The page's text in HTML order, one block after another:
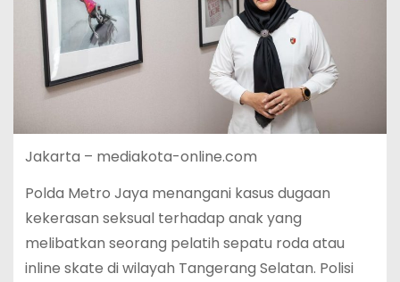
Jakarta – mediakota-online.com
Polda Metro Jaya menangani kasus dugaan
kekerasan seksual terhadap anak yang
melibatkan seorang pelatih sepatu roda atau
inline skate di wilayah Tangerang Selatan. Polisi